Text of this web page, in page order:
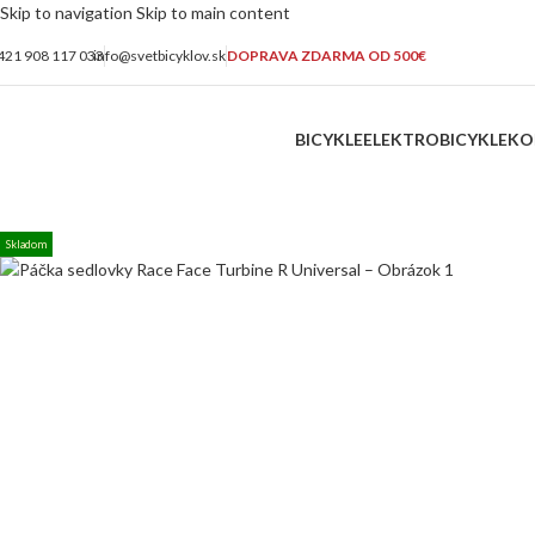
Skip to navigation Skip to main content
908 117 033info@svetbicyklov.skDOPRAVA ZDARMA OD 500€
BICYKLEELEKTROBICYKLE
Skladom